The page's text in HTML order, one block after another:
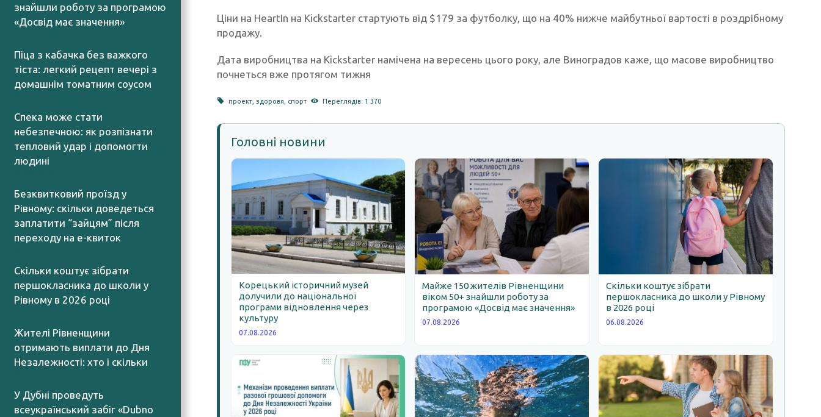
знайшли роботу за програмою
«Досвід має значення»
Піца з кабачка без важкого
тіста: легкий рецепт вечері з
домашнім томатним соусом
Спека може стати
небезпечною: як розпізнати
тепловий удар і допомогти
людині
Безквитковий проїзд у
Рівному: скільки доведеться
заплатити “зайцям” після
переходу на е-квиток
Скільки коштує зібрати
першокласника до школи у
Рівному в 2026 році
Жителі Рівненщини
отримають виплати до Дня
Незалежності: хто і скільки
У Дубні проведуть
всеукраїнський забіг «Dubno
Ціни на HeartIn на Kickstarter стартують від $179 за футболку, що на 40% нижче майбутньої вартості в роздрібному
продажу.
Дата виробництва на Kickstarter намічена на вересень цього року, але Виноградов каже, що масове виробництво
почнеться вже протягом тижня
проект ,здоровя спорт Переглядів: 1 370
Головні новини
Корецький історичний музей
долучили до національної
програми відновлення через
культуру
07.08.2026
Майже 150 жителів Рівненщини
віком 50+ знайшли роботу за
програмою «Досвід має значення»
07.08.2026
Скільки коштує зібрати
першокласника до школи у Рівному
в 2026 році
06.08.2026